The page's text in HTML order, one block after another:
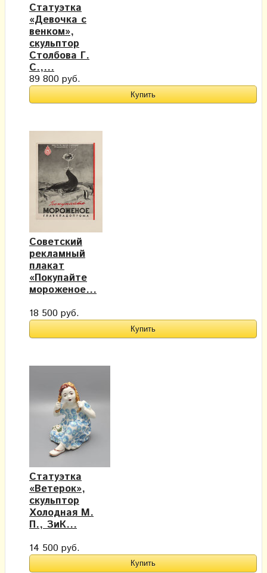
Статуэтка
«Девочка с
венком»,
скульптор
Столбова Г.
С.,...
89 800 руб.
Советский
рекламный
плакат
«Покупайте
мороженое...
18 500 руб.
Статуэтка
«Ветерок»,
скульптор
Холодная М.
П., ЗиК...
14 500 руб.